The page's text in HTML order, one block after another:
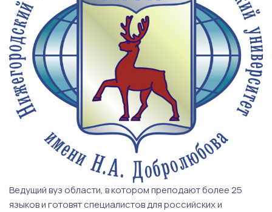
Ведущий вуз области, в котором преподают более 25
языков и готовят специалистов для российских и